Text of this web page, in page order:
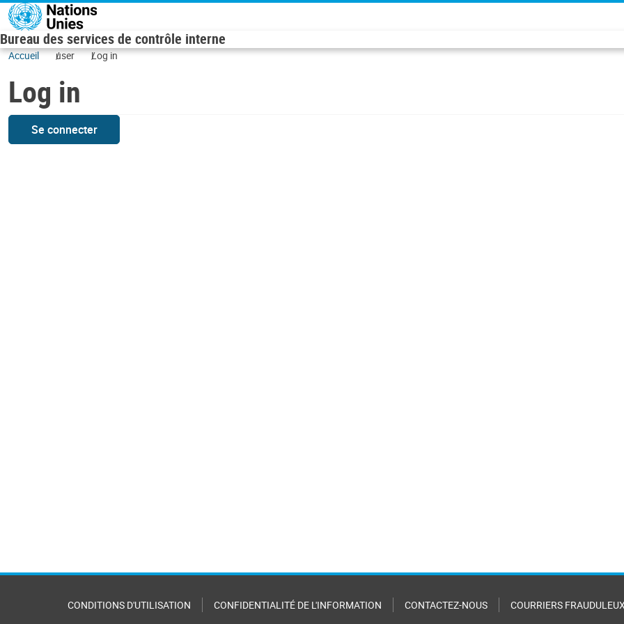
Skip to main content
Bureau des services de contrôle interne
Accueil user Log in
Log in
Se connecter
CONDITIONS D'UTILISATION CONFIDENTIALITÉ DE L'INFORMATION CONTACTEZ-NOUS COURRIERS